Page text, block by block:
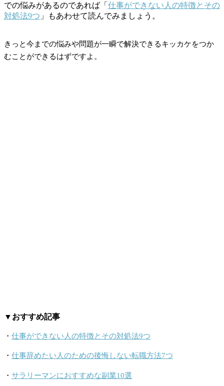
での悩みがあるのであれば「 仕事ができない人の特徴とその
対処法9つ 」もあわせて読んでみましょう。
きっと今までの悩みや問題が一瞬で解決できるキッカケをつか
むことができるはずですよ。
▼おすすめ記事
・ 仕事ができない人の特徴とその対処法9つ
・ 仕事辞めたい人のための後悔しない転職方法7つ
・ サラリーマンにおすすめな副業10選